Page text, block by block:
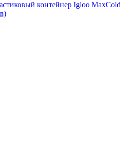
контейнер Igloo MaxCold